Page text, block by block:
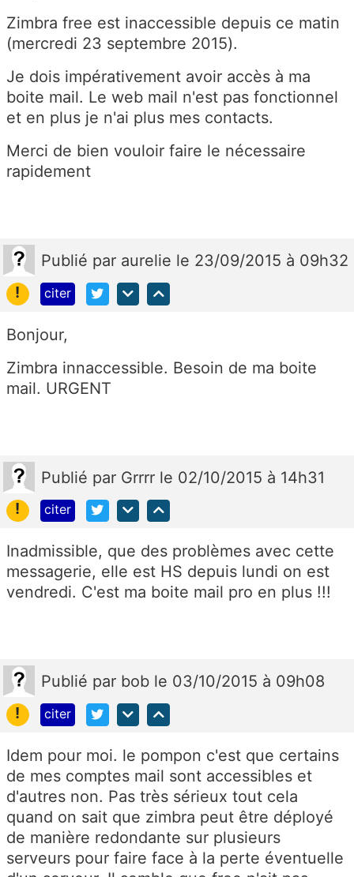
Zimbra free est inaccessible depuis ce matin
(mercredi 23 septembre 2015).
Je dois impérativement avoir accès à ma
boite mail. Le web mail n'est pas fonctionnel
et en plus je n'ai plus mes contacts.
Merci de bien vouloir faire le nécessaire
rapidement
Publié par aurelie le 23/09/2015 à 09h32
!
citer
Bonjour,
Zimbra innaccessible. Besoin de ma boite
mail. URGENT
Publié par Grrrr le 02/10/2015 à 14h31
!
citer
Inadmissible, que des problèmes avec cette
messagerie, elle est HS depuis lundi on est
vendredi. C'est ma boite mail pro en plus !!!
Publié par bob le 03/10/2015 à 09h08
!
citer
Idem pour moi. le pompon c'est que certains
de mes comptes mail sont accessibles et
d'autres non. Pas très sérieux tout cela
quand on sait que zimbra peut être déployé
de manière redondante sur plusieurs
serveurs pour faire face à la perte éventuelle